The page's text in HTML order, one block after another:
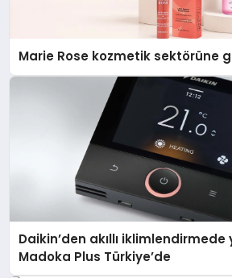
Marie Rose kozmetik sektörüne
Daikin’den akıllı
Madoka Plus Türkiye’de